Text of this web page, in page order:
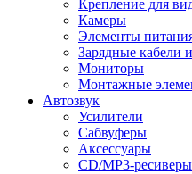
Крепление для
Камеры
Элементы
Зарядные кабели
Мониторы
Монтажные
Автозвук
Усилители
Сабвуферы
Аксессуары
CD/MP3-